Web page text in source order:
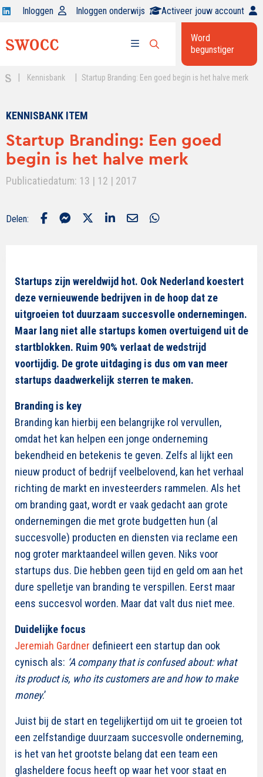
Open
op
Inloggen Inloggen onderwijs Activeer jouw account
menu
Open
zoekbalk
Word
begunstiger
Kennisbank Startup Branding: Een goed begin is het halve merk
KENNISBANK ITEM
Startup Branding: Een goed
begin is het halve merk
Publicatiedatum: 13 | 12 | 2017
Delen:
Startups zijn wereldwijd hot. Ook Nederland koestert
deze vernieuwende bedrijven in de hoop dat ze
uitgroeien tot duurzaam succesvolle ondernemingen.
Maar lang niet alle startups komen overtuigend uit de
startblokken. Ruim 90% verlaat de wedstrijd
voortijdig. De grote uitdaging is dus om van meer
startups daadwerkelijk sterren te maken.
Branding is key
Branding kan hierbij een belangrijke rol vervullen,
omdat het kan helpen een jonge onderneming
bekendheid en betekenis te geven. Zelfs al lijkt een
nieuw product of bedrijf veelbelovend, kan het verhaal
richting de markt en investeerders rammelen. Als het
om branding gaat, wordt er vaak gedacht aan grote
ondernemingen die met grote budgetten hun (al
succesvolle) producten en diensten via reclame een
nog groter marktaandeel willen geven. Niks voor
startups dus. Die hebben geen tijd en geld om aan het
dure spelletje van branding te verspillen. Eerst maar
eens succesvol worden. Maar dat valt dus niet mee.
Duidelijke focus
Jeremiah Gardner definieert een startup dan ook
cynisch als: ‘A company that is confused about: what
its product is, who its customers are and how to make
money.’
Juist bij de start en tegelijkertijd om uit te groeien tot
een zelfstandige duurzaam succesvolle onderneming,
is het van het grootste belang dat een team een
glasheldere focus heeft op waar het voor staat en